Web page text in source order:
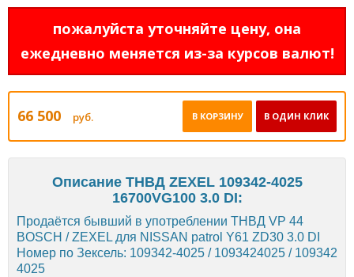
пожалуйста уточняйте цену, она
ежедневно меняется из-за курсов валют!
66 500 руб. В ОДИН КЛИК
В КОРЗИНУ
Описание ТНВД ZEXEL 109342-4025
16700VG100 3.0 DI:
Продаётся бывший в употреблении ТНВД VP 44
BOSCH / ZEXEL для NISSAN patrol Y61 ZD30 3.0 DI
Номер по Зексель: 109342-4025 / 1093424025 / 109342
4025